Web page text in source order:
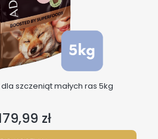
dla szczeniąt małych ras 5kg
zł